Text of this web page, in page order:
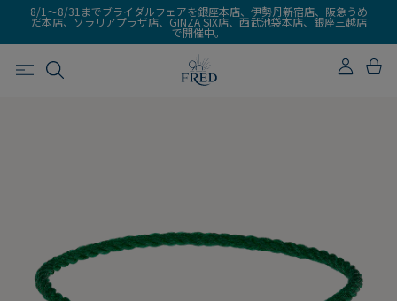
8/1～8/31までブライダルフェアを銀座本店、伊勢丹新宿店、阪急うめ
だ本店、ソラリアプラザ店、GINZA SIX店、西武池袋本店、銀座三越店
で開催中。